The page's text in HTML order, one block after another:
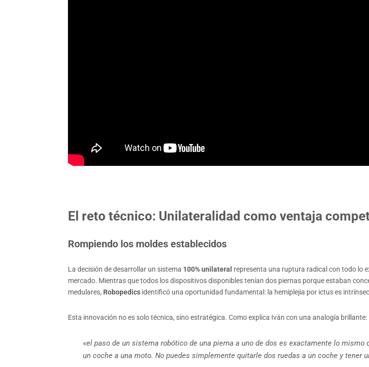
El reto técnico: Unilateralidad como ventaja
Rompiendo los moldes establecidos
La decisión de desarrollar un sistema 100% unilateral representa una ruptura radical con todo lo
mercado. Mientras que todos los dispositivos disponibles tenían dos piernas porque estaban
medulares, Robopedics identificó una oportunidad fundamental: la hemiplejia por ictus es
Esta innovación no es solo técnica, sino estratégica. Como explica Iván con una analogía brillante:
«el paso de un sistema robótico de una pierna a uno de dos es exactamente lo mismo
un coche a una moto. No puedes simplemente quitarle dos ruedas a un coche y tener